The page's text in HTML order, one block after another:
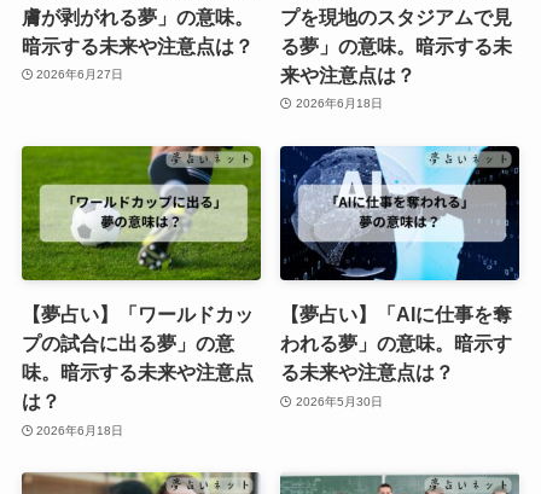
膚が剥がれる夢」の意味。
暗示する未来や注意点は？
2026年6月27日
プを現地のスタジアムで見
る夢」の意味。暗示する未
来や注意点は？
2026年6月18日
【夢占い】「ワールドカッ
プの試合に出る夢」の意
味。暗示する未来や注意点
は？
2026年6月18日
【夢占い】「AIに仕事を奪
われる夢」の意味。暗示す
る未来や注意点は？
2026年5月30日